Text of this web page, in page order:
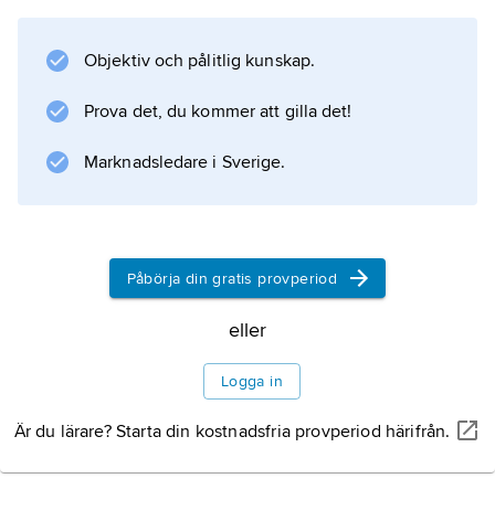
Information om artikeln
Objektiv och pålitlig kunskap.
Prova det, du kommer att gilla det!
Marknadsledare i Sverige.
Påbörja din gratis provperiod
eller
Logga in
Är du lärare? Starta din kostnadsfria provperiod härifrån.